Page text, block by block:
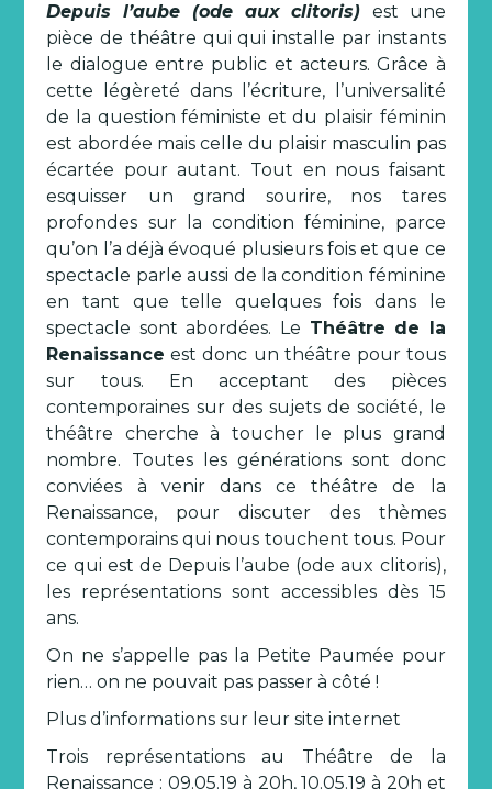
Depuis l’aube (ode aux clitoris) est une
pièce de théâtre qui qui installe par instants
le dialogue entre public et acteurs. Grâce à
cette légèreté dans l’écriture, l’universalité
de la question féministe et du plaisir féminin
est abordée mais celle du plaisir masculin pas
écartée pour autant. Tout en nous faisant
esquisser un grand sourire, nos tares
profondes sur la condition féminine, parce
qu’on l’a déjà évoqué plusieurs fois et que ce
spectacle parle aussi de la condition féminine
en tant que telle quelques fois dans le
spectacle sont abordées. Le Théâtre de la
Renaissance est donc un théâtre pour tous
sur tous. En acceptant des pièces
contemporaines sur des sujets de société, le
théâtre cherche à toucher le plus grand
nombre. Toutes les générations sont donc
conviées à venir dans ce théâtre de la
Renaissance, pour discuter des thèmes
contemporains qui nous touchent tous. Pour
ce qui est de Depuis l’aube (ode aux clitoris),
les représentations sont accessibles dès 15
ans.
On ne s’appelle pas la Petite Paumée pour
rien… on ne pouvait pas passer à côté !
Plus d’informations sur leur site internet
Trois représentations au Théâtre de la
Renaissance : 09.05.19 à 20h, 10.05.19 à 20h et